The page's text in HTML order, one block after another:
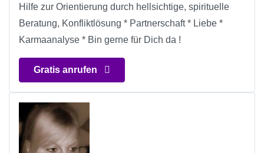
Hilfe zur Orientierung durch hellsichtige, spirituelle
Beratung, Konfliktlösung * Partnerschaft * Liebe *
Karmaanalyse * Bin gerne für Dich da !
Gratis anrufen